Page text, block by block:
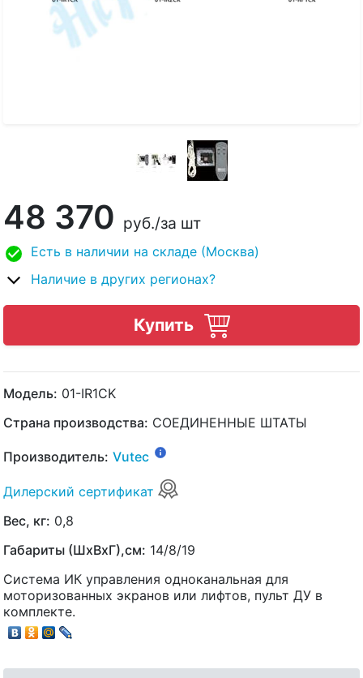
48 370 руб./за шт
Есть в наличии на складе (Москва)
Наличие в других регионах?
Купить
Модель: 01-IR1CK
Страна производства: СОЕДИНЕННЫЕ ШТАТЫ
Производитель: Vutec
Дилерский сертификат
Вес, кг: 0,8
Габариты (ШхВхГ),см: 14/8/19
Система ИК управления одноканальная для
моторизованных экранов или лифтов, пульт ДУ в
комплекте.